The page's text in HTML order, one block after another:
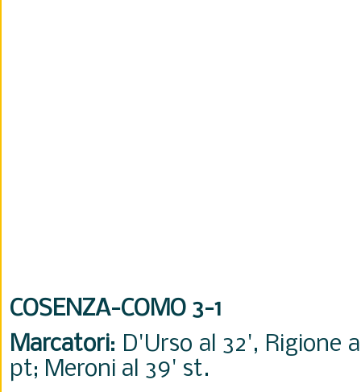
COSENZA-COMO 3-1
Marcatori: D'Urso al 32', Rigione
pt; Meroni al 39' st.